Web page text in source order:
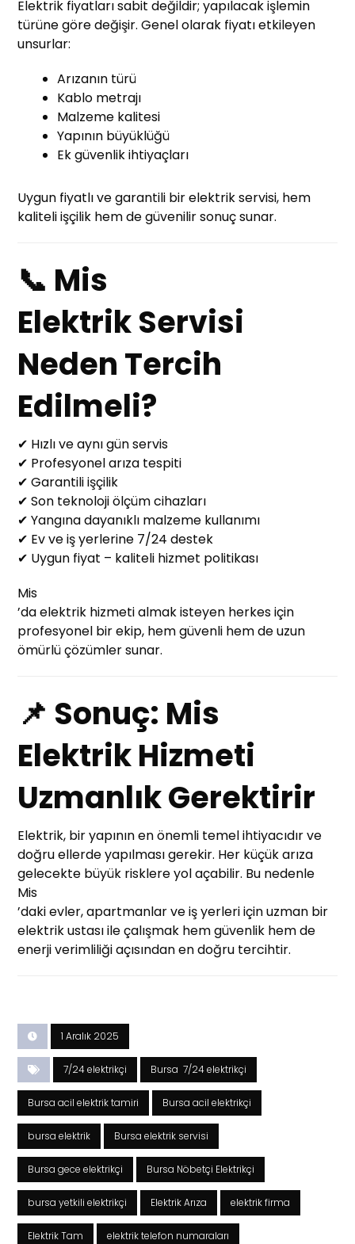
Elektrik fiyatları sabit değildir; yapılacak işlemin
türüne göre değişir. Genel olarak fiyatı etkileyen
unsurlar:
Arızanın türü
Kablo metrajı
Malzeme kalitesi
Yapının büyüklüğü
Ek güvenlik ihtiyaçları
Uygun fiyatlı ve garantili bir elektrik servisi, hem
kaliteli işçilik hem de güvenilir sonuç sunar.
📞 Mis
Elektrik Servisi
Neden Tercih
Edilmeli?
✔ Hızlı ve aynı gün servis
✔ Profesyonel arıza tespiti
✔ Garantili işçilik
✔ Son teknoloji ölçüm cihazları
✔ Yangına dayanıklı malzeme kullanımı
✔ Ev ve iş yerlerine 7/24 destek
✔ Uygun fiyat – kaliteli hizmet politikası
Mis
’da elektrik hizmeti almak isteyen herkes için
profesyonel bir ekip, hem güvenli hem de uzun
ömürlü çözümler sunar.
📌 Sonuç: Mis
Elektrik Hizmeti
Uzmanlık Gerektirir
Elektrik, bir yapının en önemli temel ihtiyacıdır ve
doğru ellerde yapılması gerekir. Her küçük arıza
gelecekte büyük risklere yol açabilir. Bu nedenle
Mis
’daki evler, apartmanlar ve iş yerleri için uzman bir
elektrik ustası ile çalışmak hem güvenlik hem de
enerji verimliliği açısından en doğru tercihtir.
1 Aralık 2025
7/24 elektrikçi Bursa 7/24 elektrikçi
Bursa acil elektrik tamiri Bursa acil elektrikçi
bursa elektrik Bursa elektrik servisi
Bursa gece elektrikçi Bursa Nöbetçi Elektrikçi
bursa yetkili elektrikçi Elektrik Arıza elektrik firma
Elektrik Tam elektrik telefon numaraları